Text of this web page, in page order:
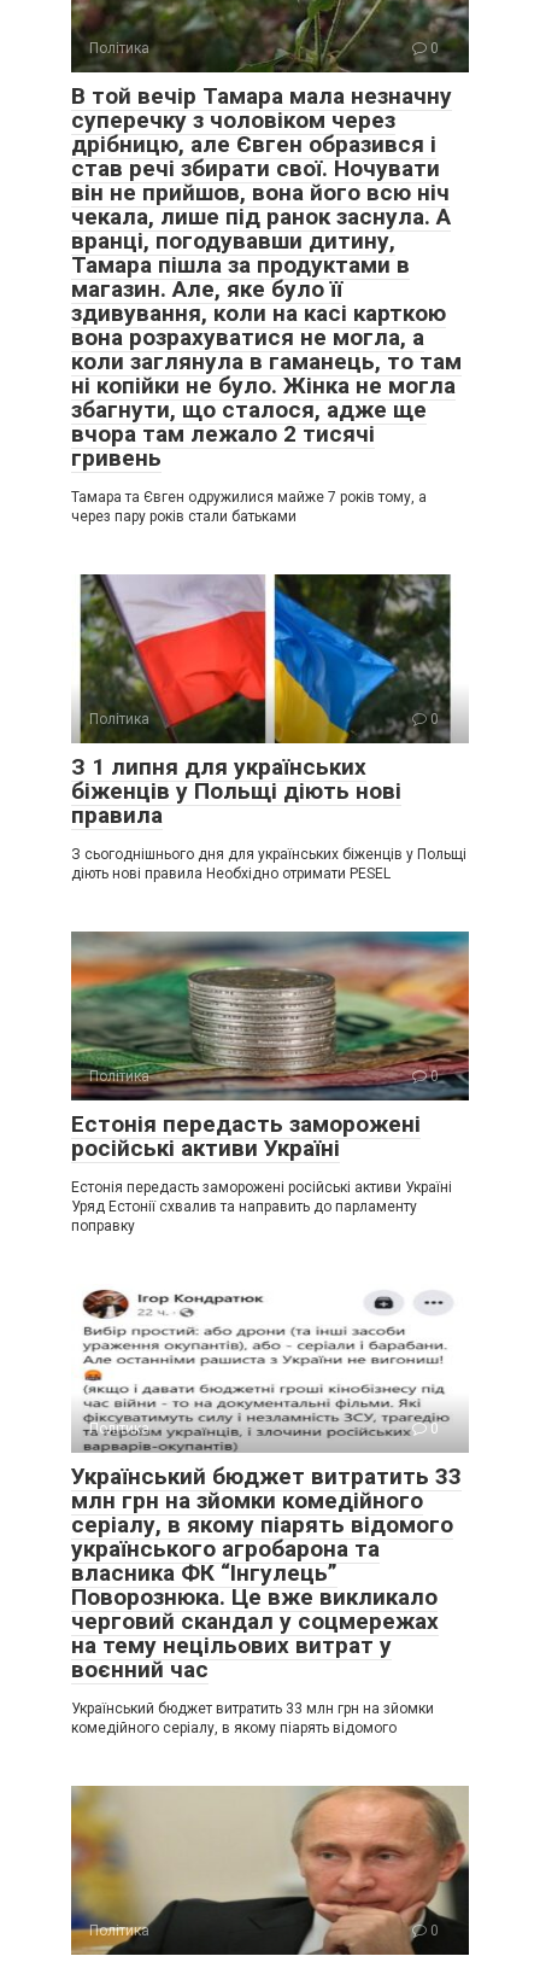
Політика 0
В той вечір Тамара мала незначну
суперечку з чоловіком через
дрібницю, але Євген образився і
став речі збирати свої. Ночувати
він не прийшов, вона його всю ніч
чекала, лише під ранок заснула. А
вранці, погодувавши дитину,
Тамара пішла за продуктами в
магазин. Але, яке було її
здивування, коли на касі карткою
вона розрахуватися не могла, а
коли заглянула в гаманець, то там
ні копійки не було. Жінка не могла
збагнути, що сталося, адже ще
вчора там лежало 2 тисячі
гривень
Тамара та Євген одружилися майже 7 років тому, а
через пару років стали батьками
Політика 0
З 1 липня для українських
біженців у Польщі діють нові
правила
З сьогоднішнього дня для українських біженців у Польщі
діють нові правила Необхідно отримати PESEL
Політика 0
Естонія передасть заморожені
російські активи Україні
Естонія передасть заморожені російські активи Україні
Уряд Естонії схвалив та направить до парламенту
поправку
Політика 0
Український бюджет витратить 33
млн грн на зйомки комедійного
серіалу, в якому піарять відомого
українського агробарона та
власника ФК “Інгулець”
Поворознюка. Це вже викликало
черговий скандал у соцмережах
на тему нецільових витрат у
воєнний час
Український бюджет витратить 33 млн грн на зйомки
комедійного серіалу, в якому піарять відомого
Політика 0